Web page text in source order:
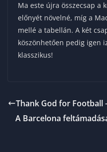
Ma este újra összecsap a
előnyét növelné, míg a
mellé a tabellán. A két
köszönhetően pedig igen
klasszikus!
Thank God for Football
A Barcelona